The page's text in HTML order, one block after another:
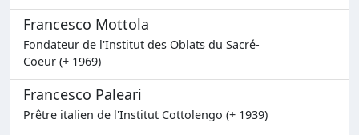
Francesco Mottola
Fondateur de l'Institut des Oblats du Sacré-
Coeur (+ 1969)
Francesco Paleari
Prêtre italien de l'Institut Cottolengo (+ 1939)